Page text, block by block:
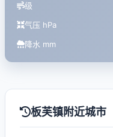
级
气压 hPa
降水 mm
板芙镇附近城市